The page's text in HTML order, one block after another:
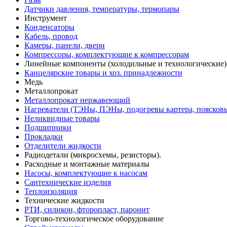
Датчики давления, температуры, термопары
Инструмент
Конденсаторы
Кабель, провод
Камеры, панели, двери
Компрессоры, комплектующие к компрессорам
Линейные компоненты (холодильные и технологические)
Канцелярские товары и хоз. принадлежности
Медь
Металлопрокат
Металлопрокат нержавеющий
Нагреватели (ТЭНы, ПЭНы, подогревы картера,
Неликвидные товары
Подшипники
Прокладки
Отделители жидкости
Радиодетали (микросхемы, резисторы).
Расходные и монтажные материалы
Насосы, комплектующие к насосам
Сантехнические изделия
Теплоизоляция
Технические жидкости
РТИ, силикон, фторопласт, паронит
Торгово-технологическое оборудование